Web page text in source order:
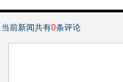
当前新闻共有0条评论